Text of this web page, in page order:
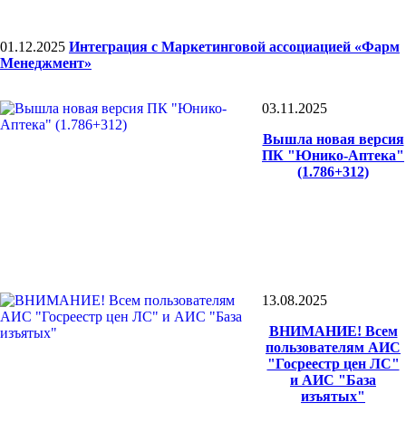
01.12.2025 Интеграция с Маркетинговой ассоциацией «Фарм
Менеджмент»
03.11.2025
Вышла новая версия
ПК "Юнико-Аптека"
(1.786+312)
13.08.2025
ВНИМАНИЕ! Всем
пользователям АИС
"Госреестр цен ЛС"
и АИС "База
изъятых"